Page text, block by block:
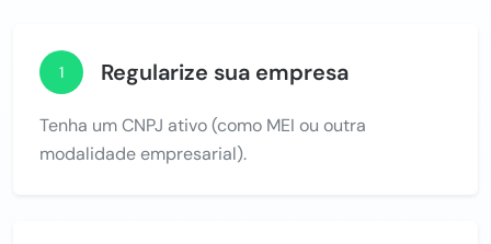
1 Regularize sua empresa
Tenha um CNPJ ativo (como MEI ou outra
modalidade empresarial).